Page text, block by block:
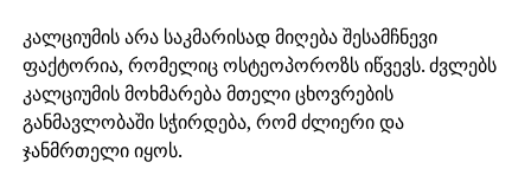
კალციუმის არა საკმარისად მიღება შესამჩნევი
ფაქტორია, რომელიც ოსტეოპოროზს იწვევს. ძვლებს
კალციუმის მოხმარება მთელი ცხოვრების
განმავლობაში სჭირდება, რომ ძლიერი და
ჯანმრთელი იყოს.